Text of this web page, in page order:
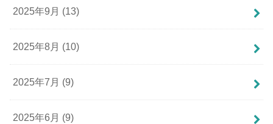
2025年9月 (13)
2025年8月 (10)
2025年7月 (9)
2025年6月 (9)